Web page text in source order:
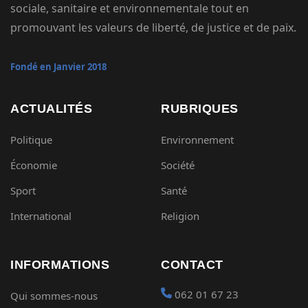
sociale, sanitaire et environnementale tout en
promouvant les valeurs de liberté, de justice et de paix.
Fondé en Janvier 2018
ACTUALITÉS
Politique
Économie
Sport
International
RUBRIQUES
Environnement
Société
Santé
Religion
INFORMATIONS
Qui sommes-nous
CONTACT
062 01 67 23